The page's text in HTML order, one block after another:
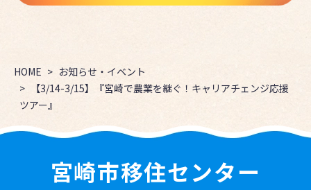
HOME
お知らせ・イベント
【3/14-3/15】『宮崎で農業を継ぐ！キャリアチェンジ応援
ツアー』
宮崎市移住センター